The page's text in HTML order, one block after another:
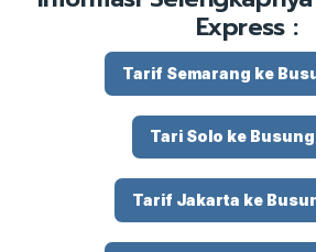
Express :
Tarif Semarang ke
Tari Solo ke Busung
Tarif Jakarta ke